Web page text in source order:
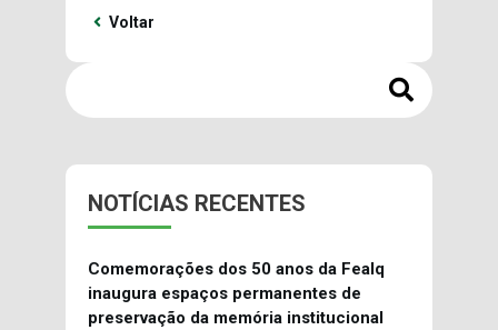
Voltar
NOTÍCIAS RECENTES
Comemorações dos 50 anos da Fealq
inaugura espaços permanentes de
preservação da memória institucional